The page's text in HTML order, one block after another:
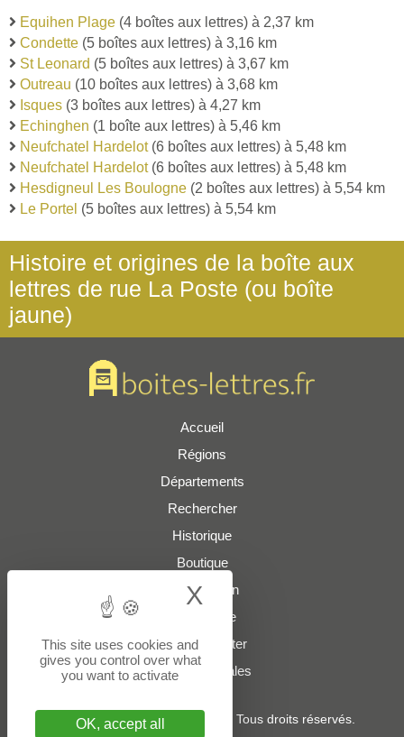
Equihen Plage (4 boîtes aux lettres) à 2,37 km
Condette (5 boîtes aux lettres) à 3,16 km
St Leonard (5 boîtes aux lettres) à 3,67 km
Outreau (10 boîtes aux lettres) à 3,68 km
Isques (3 boîtes aux lettres) à 4,27 km
Echinghen (1 boîte aux lettres) à 5,46 km
Neufchatel Hardelot(6 boîtes aux lettres) à 5,48 km
Neufchatel Hardelot(6 boîtes aux lettres) à 5,48 km
Hesdigneul Les Boulogne (2 boîtes aux lettres) à 5,54 km
Le Portel (5 boîtes aux lettres) à 5,54 km
Histoire et origines de la boîte aux
lettres de rue La Poste (ou boîte
jaune)
Accueil
Régions
Départements
Rechercher
Historique
Boutique
Présentation
Plan du site
Nous contacter
Mentions légales
© 2022 - 2026boites-lettres.fr . Tous droits réservés.
This site uses cookies and
gives you control over what
you want to activate
OK, accept all
X Hide cookie